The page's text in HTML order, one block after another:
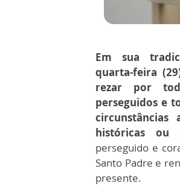
Em sua
quarta-feira
rezar por
perseguidos e
circunstâncias
históricas ou
perseguido e
Santo Padre e
presente.